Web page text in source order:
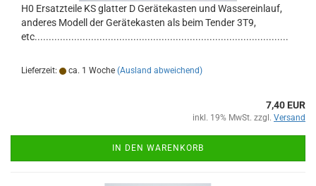
H0 Ersatzteile KS glatter D Gerätekasten und Wassereinlauf,
anderes Modell der Gerätekasten als beim Tender 3T9,
etc..........................................................................................
Lieferzeit: ca. 1 Woche (Ausland abweichend)
7,40 EUR
inkl. 19% MwSt. zzgl. Versand
IN DEN WARENKORB